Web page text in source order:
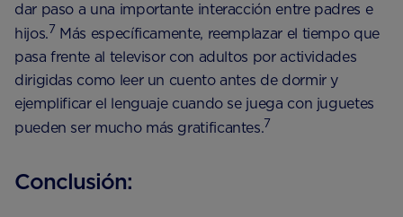
dar paso a una importante interacción entre padres e
hijos.7 Más específicamente, reemplazar el tiempo que
pasa frente al televisor con adultos por actividades
dirigidas como leer un cuento antes de dormir y
ejemplificar el lenguaje cuando se juega con juguetes
pueden ser mucho más gratificantes.7
Conclusión: